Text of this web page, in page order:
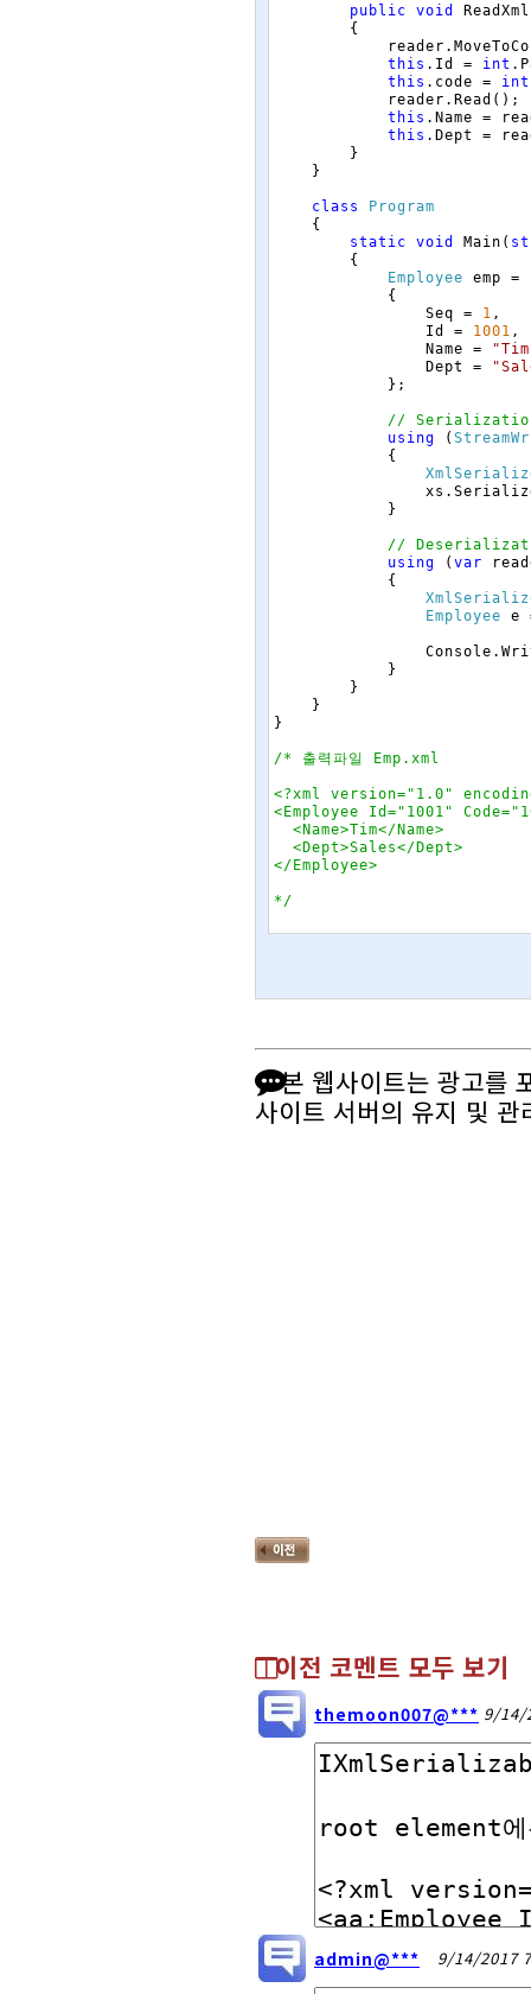
public void ReadXml
{
reader .
this . Id = int .
this . code = int
reader . Read ( ) ;
this . Name =
this . Dept =
}
}
class
Program
{
static
void Main (
{
Employee
emp =
{
Seq
= 1 ,
Id
= 1001 ,
Name
=
Dept
=
} ;
//
using
(
{
xs .
}
//
using
( var
{
Employee
e
Console .
}
}
}
}
/* 출력파일 Emp.xml
<?xml version="1.0"
<Employee Id="1001"
<Name>Tim</Name>
<Dept>Sales</Dept>
</Employee>
*/
본 웹사이트는 광고를
사이트 서버의 유지 및
이전 코멘트 모두 보기
themoon007@*** 9/14/
admin@*** 9/14/2017